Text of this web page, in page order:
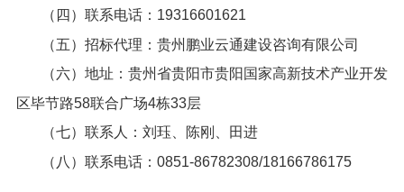
（四）联系电话：19316601621
（五）招标代理：贵州鹏业云通建设咨询有限公司
（六）地址：贵州省贵阳市贵阳国家高新技术产业开发
区毕节路58联合广场4栋33层
（七）联系人：刘珏、陈刚、田进
（八）联系电话：0851-86782308/18166786175